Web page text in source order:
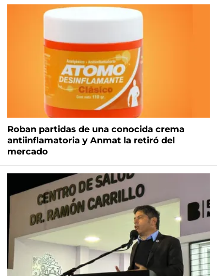
Roban partidas de una conocida crema
antiinflamatoria y Anmat la retiró del
mercado